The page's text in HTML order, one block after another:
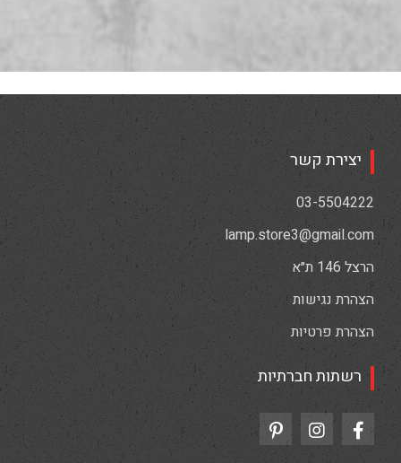
יצירת קשר
03-5504222
lamp.store3@gmail.com
הרצל 146 ת״א
הצהרת נגישות
הצהרת פרטיות
רשתות חברתיות